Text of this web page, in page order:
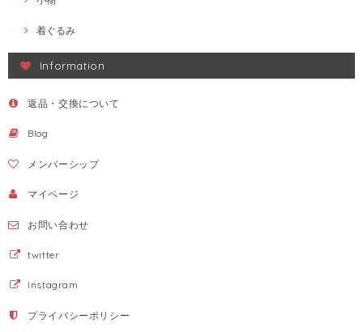
着ぐるみ
Information
返品・交換について
Blog
メンバーシップ
マイページ
お問い合わせ
twitter
Instagram
プライバシーポリシー